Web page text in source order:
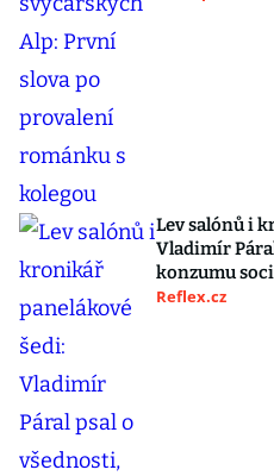
Lev salónů i
Vladimír
konzumu
Reflex.cz